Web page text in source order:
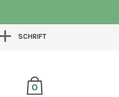
SCHRIFT
0